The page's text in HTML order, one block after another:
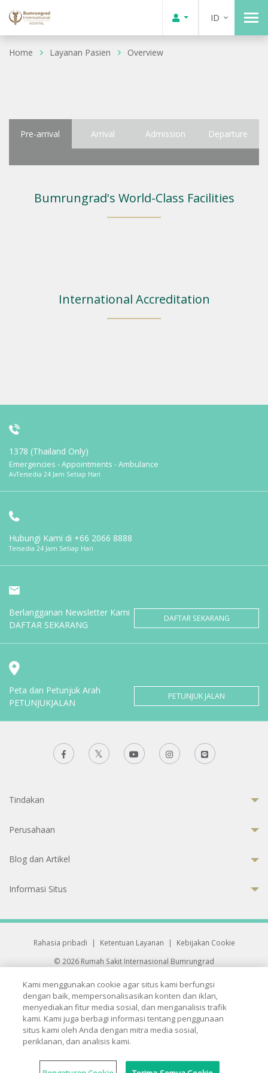
ID
Home Layanan Pasien Overview
Pre-arrival Arrival Admission Departure
Bumrungrad's World-Class Facilities
International Accreditation
1378 (Thailand Only)
Emergencies - Appointments - Ambulance
AvTersedia 24 Jam Setiap Hari
Hubungi Kami di +66 2066 8888
Tersedia 24 Jam Setiap Hari
Berlangganan Newsletter Kami
DAFTAR SEKARANG
DAFTAR SEKARANG
Peta dan Petunjuk Arah
PETUNJUKJALAN
PETUNJUK JALAN
Tindakan
Perusahaan
Blog dan Artikel
Informasi Situs
Rahasia pribadi | Ketentuan Layanan |
Kebijakan Cookie
© 2026 Rumah Sakit Internasional Bumrungrad
33 Sukhumvit 3, Wattana, Bangkok 10110 Thailand.
All rights reserved.
Kami menggunakan cookie agar situs kami berfungsi
dengan baik, mempersonalisasikan konten dan iklan,
menyediakan fitur media sosial, dan menganalisis trafik
kami. Kami juga berbagi informasi tentang penggunaan
situs kami oleh Anda dengan mitra media sosial,
periklanan, dan analisis kami.